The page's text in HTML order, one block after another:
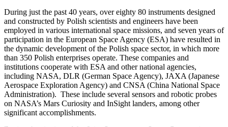
During just the past 40 years, over eighty 80 instruments designed
and constructed by Polish scientists and engineers have been
employed in various international space missions, and seven years of
participation in the European Space Agency (ESA) have resulted in
the dynamic development of the Polish space sector, in which more
than 350 Polish enterprises operate. These companies and
institutions cooperate with ESA and other national agencies,
including NASA, DLR (German Space Agency), JAXA (Japanese
Aerospace Exploration Agency) and CNSA (China National Space
Administration). These include several sensors and robotic probes
on NASA’s Mars Curiosity and InSight landers, among other
significant accomplishments.